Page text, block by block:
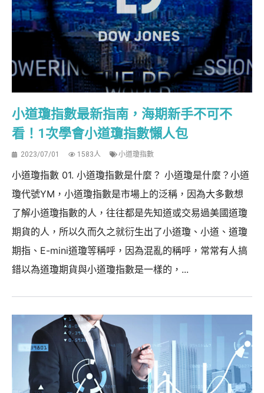
小道瓊指數最新指南，海期新手不可不
看！1次學會小道瓊指數懶人包
2023/07/01 1583人 小道瓊指數
小道瓊指數 01. 小道瓊指數是什麼？ 小道瓊是什麼？小道
瓊代號YM，小道瓊指數是市場上的泛稱，因為大多數想
了解小道瓊指數的人，往往都是先知道或交易過美國道瓊
期貨的人，所以久而久之就衍生出了小道瓊、小道、道瓊
期指、E-mini道瓊等稱呼，因為混亂的稱呼，常常有人搞
錯以為道瓊期貨與小道瓊指數是一樣的，...